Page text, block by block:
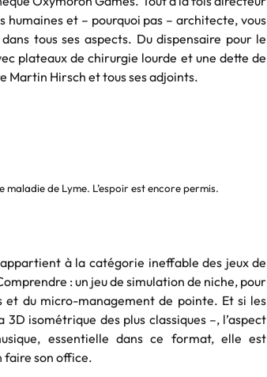
humaines et – pourquoi pas – architecte, vous
tous ses aspects. Du dispensaire pour le
plateaux de chirurgie lourde et une dette de
Martin Hirsch et tous ses adjoints.
de Lyme. L’espoir est encore permis.
à la catégorie ineffable des jeux de
: un jeu de simulation de niche, pour
et du micro-management de pointe. Et si les
isométrique des plus classiques –, l’aspect
essentielle dans ce format, elle est
faire son office.